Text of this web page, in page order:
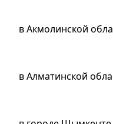
в Акмолинской
в Алматинской